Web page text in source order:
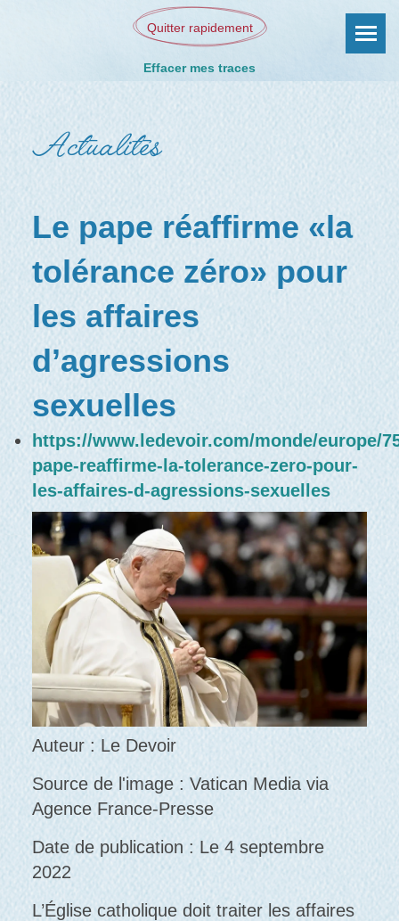
Quitter rapidement
Effacer mes traces
Actualités
Le pape réaffirme «la
tolérance zéro» pour
les affaires
d’agressions
sexuelles
https://www.ledevoir.com/monde/europe/
pape-reaffirme-la-tolerance-zero-pour-
les-affaires-d-agressions-sexuelles
Auteur : Le Devoir
Source de l'image : Vatican Media via
Agence France-Presse
Date de publication : Le 4 septembre
2022
L’Église catholique doit traiter les affaires